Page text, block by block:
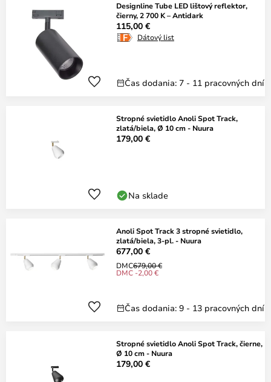
Designline Tube LED lištový reflektor,
čierny, 2 700 K – Antidark
115,00 €
Dátový list
Čas dodania: 7 - 11 pracovných dní
Stropné svietidlo Anoli Spot Track,
zlatá/biela, Ø 10 cm - Nuura
179,00 €
Na sklade
Anoli Spot Track 3 stropné svietidlo,
zlatá/biela, 3-pl. - Nuura
677,00 €
DMC679,00 €
DMC -2,00 €
Čas dodania: 9 - 13 pracovných dní
Stropné svietidlo Anoli Spot Track, čierne,
Ø 10 cm - Nuura
179,00 €